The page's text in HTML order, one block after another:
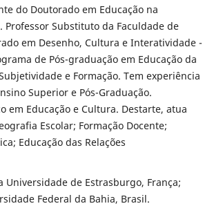
do Doutorado em Educação na
Professor Substituto da Faculdade de
em Desenho, Cultura e Interatividade -
de Pós-graduação em Educação da
e Formação. Tem experiência
Superior e Pós-Graduação.
em Educação e Cultura. Destarte, atua
Escolar; Formação Docente;
Educação das Relações
Universidade de Estrasburgo, França;
Federal da Bahia, Brasil.